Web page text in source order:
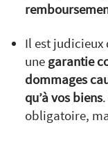
Il est judicieux
une garantie
dommages
qu’à vos biens
obligatoire,